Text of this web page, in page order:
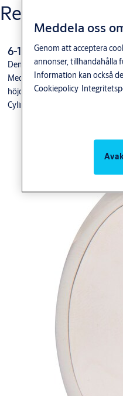
Relaterade
6-11
Denna cylinderring är speciellt
Med en unik design minimeras
höjder. Detta gör att det blir
Cylindern bör inte sticka ut mer
Meddela oss
Genom att acceptera
annonser, tillhandahålla
Information kan också
Cookiepolicy